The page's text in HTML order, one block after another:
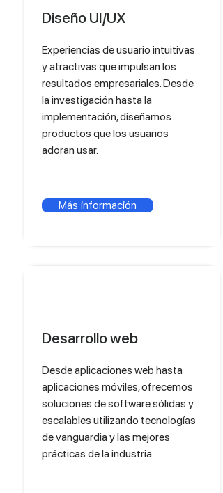
Diseño UI/UX
Experiencias de usuario intuitivas
y atractivas que impulsan los
resultados empresariales. Desde
la investigación hasta la
implementación, diseñamos
productos que los usuarios
adoran usar.
Más información
Desarrollo web
Desde aplicaciones web hasta
aplicaciones móviles, ofrecemos
soluciones de software sólidas y
escalables utilizando tecnologías
de vanguardia y las mejores
prácticas de la industria.